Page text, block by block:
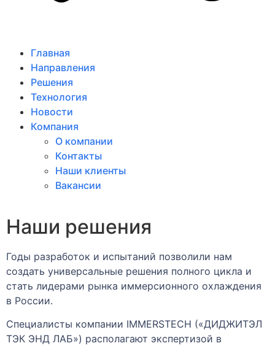
Главная
Направления
Решения
Технология
Новости
Компания
О компании
Контакты
Наши клиенты
Вакансии
Наши решения
Годы разработок и испытаний позволили нам
создать универсальные решения полного цикла и
стать лидерами рынка иммерсионного охлаждения
в России.
Специалисты компании IMMERSTECH («ДИДЖИТЭЛ
ТЭК ЭНД ЛАБ») располагают экспертизой в